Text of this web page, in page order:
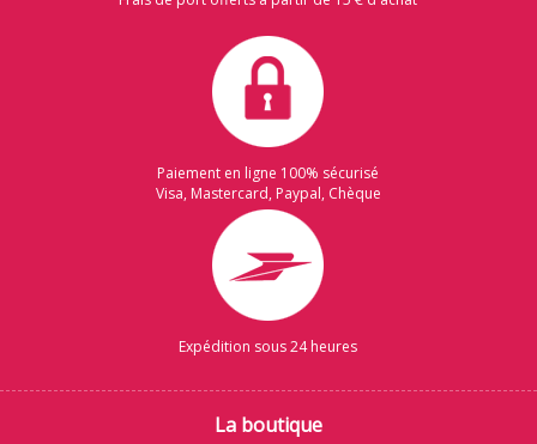
Paiement en ligne 100% sécurisé
Visa, Mastercard, Paypal, Chèque
Expédition sous 24 heures
La boutique